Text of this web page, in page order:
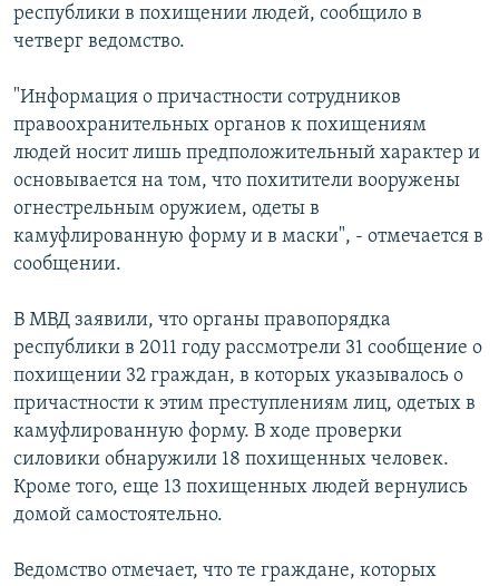
ОБЩЕСТВО
КУЛЬТУРА
СПОРТ
МИР
ГОСТЬ НЕДЕЛИ
ПОЗИЦИЯ
БЛОГИ
ГОЛОСА
ЧИТАЕМ ПРЕССУ
ВИДЕО
ФОТО
АУДИО
ПОДКАСТЫ
АРХИВ РАДИОПРОГРАММЫ
Все сайты РСЕ/РС
республики в похищении людей, сообщило в
четверг ведомство.
"Информация о причастности сотрудников
правоохранительных органов к похищениям
людей носит лишь предположительный характер и
основывается на том, что похитители вооружены
огнестрельным оружием, одеты в
камуфлированную форму и в маски", - отмечается в
сообщении.
В МВД заявили, что органы правопорядка
республики в 2011 году рассмотрели 31 сообщение о
похищении 32 граждан, в которых указывалось о
причастности к этим преступлениям лиц, одетых в
камуфлированную форму. В ходе проверки
силовики обнаружили 18 похищенных человек.
Кроме того, еще 13 похищенных людей вернулись
домой самостоятельно.
Ведомство отмечает, что те граждане, которых